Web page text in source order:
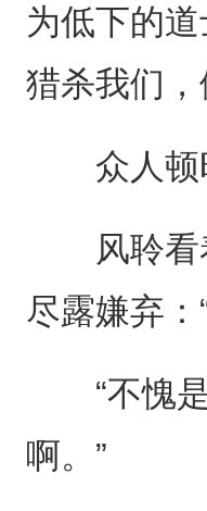
为低下的
猎杀我们
众人顿
风聆看着
尽露嫌弃
“不愧是
啊。”